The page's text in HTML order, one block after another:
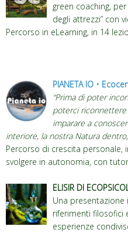
green coaching,
degli attrezzi” con
Percorso in eLearning, in 14
PIANETA IO •
“Prima di poter
poterci
imparare a
interiore, la nostra Natura
Percorso di crescita personale,
svolgere in autonomia, con
ELISIR DI
Una presentazione
riferimenti filosofici
esperienze